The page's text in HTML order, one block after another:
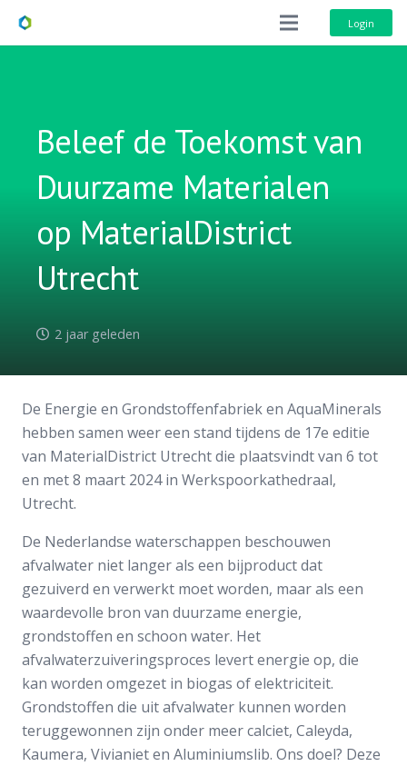
Login
Beleef de Toekomst van
Duurzame Materialen
op MaterialDistrict
Utrecht
2 jaar geleden
De Energie en Grondstoffenfabriek en AquaMinerals
hebben samen weer een stand tijdens de 17e editie
van MaterialDistrict Utrecht die plaatsvindt van 6 tot
en met 8 maart 2024 in Werkspoorkathedraal,
Utrecht.
De Nederlandse waterschappen beschouwen
afvalwater niet langer als een bijproduct dat
gezuiverd en verwerkt moet worden, maar als een
waardevolle bron van duurzame energie,
grondstoffen en schoon water. Het
afvalwaterzuiveringsproces levert energie op, die
kan worden omgezet in biogas of elektriciteit.
Grondstoffen die uit afvalwater kunnen worden
teruggewonnen zijn onder meer calciet, Caleyda,
Kaumera, Vivianiet en Aluminiumslib. Ons doel? Deze